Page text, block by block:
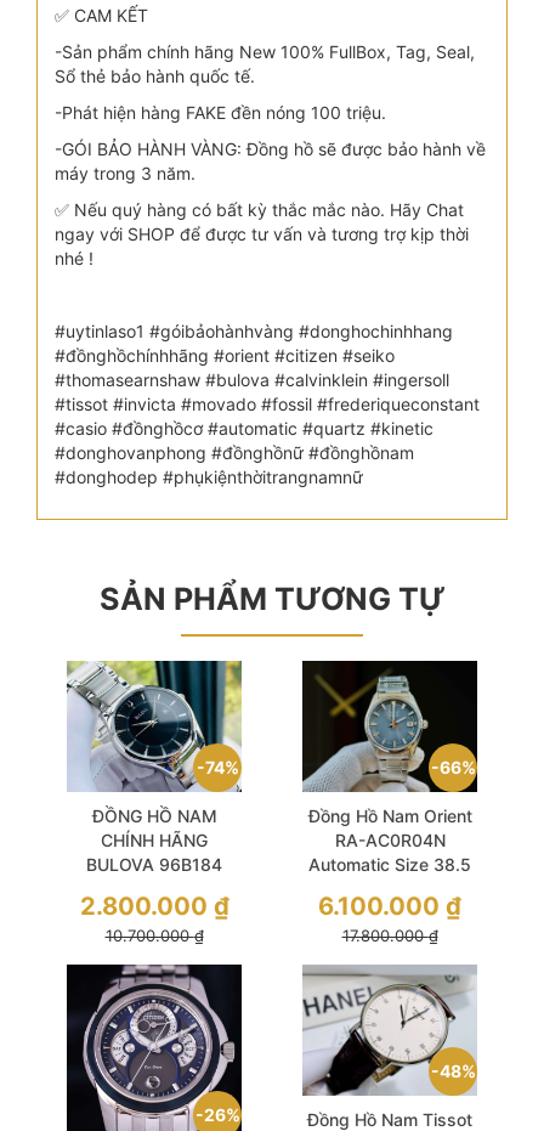
✅ CAM KẾT
-Sản phẩm chính hãng New 100% FullBox, Tag, Seal,
Sổ thẻ bảo hành quốc tế.
-Phát hiện hàng FAKE đền nóng 100 triệu.
-GÓI BẢO HÀNH VÀNG: Đồng hồ sẽ được bảo hành về
máy trong 3 năm.
✅ Nếu quý hàng có bất kỳ thắc mắc nào. Hãy Chat
ngay với SHOP để được tư vấn và tương trợ kịp thời
nhé !
#uytinlaso1 #góibảohànhvàng #donghochinhhang
#đồnghồchínhhãng #orient #citizen #seiko
#thomasearnshaw #bulova #calvinklein #ingersoll
#tissot #invicta #movado #fossil #frederiqueconstant
#casio #đồnghồcơ #automatic #quartz #kinetic
#donghovanphong #đồnghồnữ #đồnghồnam
#donghodep #phụkiệnthờitrangnamnữ
SẢN PHẨM TƯƠNG TỰ
74%
ĐỒNG HỒ NAM
CHÍNH HÃNG
BULOVA 96B184
Silver Stainless Steel
For Men
10.700.000₫
2.800.000 ₫
66%
Đồng Hồ Nam Orient
RA-AC0R04N
Automatic Size 38.5
Anniversary Limited
Edition
17.800.000₫
6.100.000 ₫
26%
48%
Đồng Hồ Nam Tissot